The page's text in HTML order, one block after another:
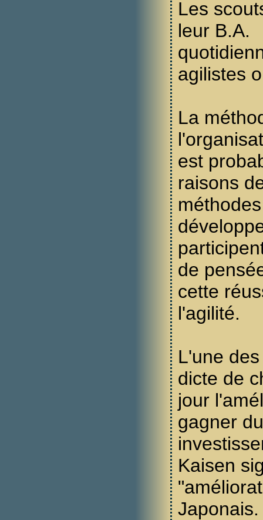
Les
leur B.A.
agilistes
La
est
raisons
de
cette
l'agilité.
L'une
dicte de
jour
gagner
Kaisen
Japonais.